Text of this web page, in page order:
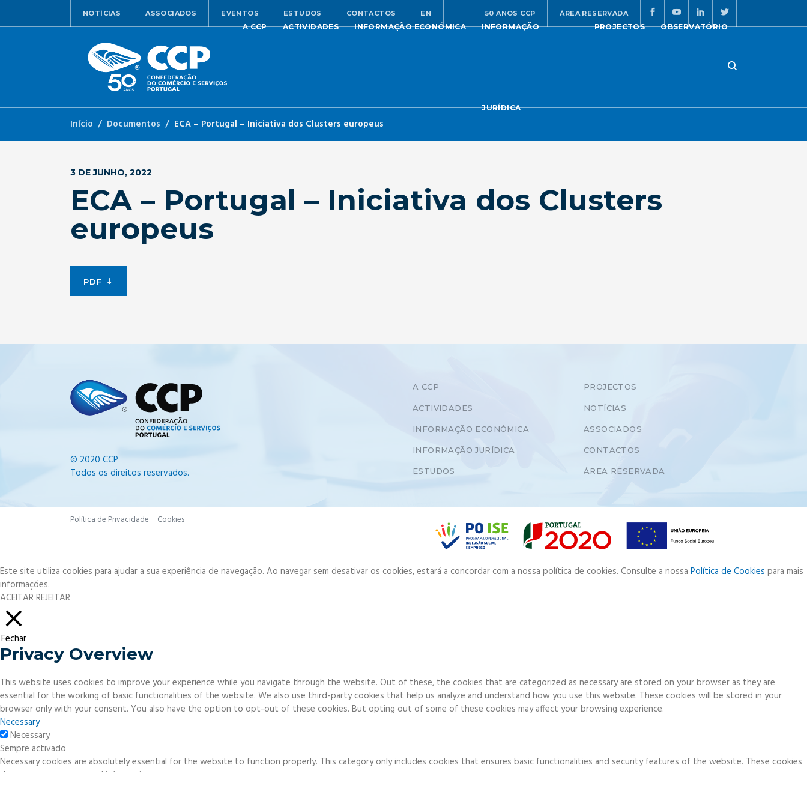
NOTÍCIAS ASSOCIADOS EVENTOS ESTUDOS CONTACTOS EN 50 ANOS CCP ÁREA RESERVADA
A CCP ACTIVIDADES INFORMAÇÃO ECONÓMICA INFORMAÇÃO
JURÍDICA
PROJECTOS OBSERVATÓRIO
Início Documentos ECA – Portugal – Iniciativa dos Clusters europeus
3 DE JUNHO, 2022
ECA – Portugal – Iniciativa dos Clusters
europeus
PDF
© 2020 CCP
Todos os direitos reservados.
A CCP
ACTIVIDADES
INFORMAÇÃO ECONÓMICA
INFORMAÇÃO JURÍDICA
ESTUDOS
PROJECTOS
NOTÍCIAS
ASSOCIADOS
CONTACTOS
ÁREA RESERVADA
Política de Privacidade Cookies
Este site utiliza cookies para ajudar a sua experiência de navegação. Ao navegar sem desativar os cookies, estará a concordar com a nossa política de cookies. Consulte a nossa Política de Cookies para mais
informações.
ACEITARREJEITAR
Fechar
Privacy Overview
This website uses cookies to improve your experience while you navigate through the website. Out of these, the cookies that are categorized as necessary are stored on your browser as they are
essential for the working of basic functionalities of the website. We also use third-party cookies that help us analyze and understand how you use this website. These cookies will be stored in your
browser only with your consent. You also have the option to opt-out of these cookies. But opting out of some of these cookies may affect your browsing experience.
Necessary
Necessary
Sempre activado
Necessary cookies are absolutely essential for the website to function properly. This category only includes cookies that ensures basic functionalities and security features of the website. These cookies
do not store any personal information.